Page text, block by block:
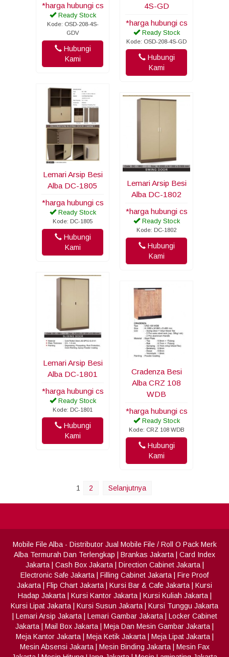
*harga hubungi cs
Ready Stock
Kode: OSD-208-4S-
GDV
Hubungi
Kami
4S-GD
*harga hubungi cs
Ready Stock
Kode: OSD-208-4S-GD
Hubungi
Kami
Lemari Arsip Besi
Alba DC-1805
*harga hubungi cs
Ready Stock
Kode: DC-1805
Hubungi
Kami
Lemari Arsip Besi
Alba DC-1802
*harga hubungi cs
Ready Stock
Kode: DC-1802
Hubungi
Kami
Lemari Arsip Besi
Alba DC-1801
*harga hubungi cs
Ready Stock
Kode: DC-1801
Hubungi
Kami
Cradenza Besi
Alba CRZ 108
WDB
*harga hubungi cs
Ready Stock
Kode: CRZ 108 WDB
Hubungi
Kami
1 2 Selanjutnya
Mobile File Alba- Distributor Jual Mobile File / Roll O Pack Merk
Alba Termurah Dan Terlengkap
Brankas Jakarta
Card Index
Jakarta| Cash Box Jakarta| Direction Cabinet Jakarta|
Electronic Safe Jakarta
Filling Cabinet Jakarta
Fire Proof
Jakarta
Flip Chart Jakarta Kursi Bar & Cafe Jakarta
Kursi
Hadap Jakarta| Kursi Kantor Jakarta| Kursi Kuliah Jakarta|
Kursi Lipat Jakarta
Kursi Susun Jakarta
Kursi Tunggu Jakarta
Lemari Arsip Jakarta| Lemari Gambar Jakarta| Locker Cabinet
Jakarta
Mail Box Jakarta Meja Dan Mesin Gambar Jakarta
Meja Kantor Jakarta| Meja Ketik Jakarta| Meja Lipat Jakarta|
Mesin Absensi Jakarta| Mesin Binding Jakarta| Mesin Fax